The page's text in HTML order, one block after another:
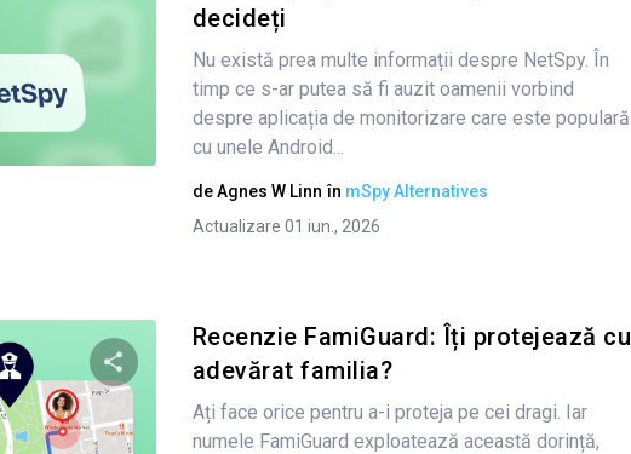
Condividi questo articolo
Facebook Copiați linkul
decideți
Nu există prea multe informații despre NetSpy. În
timp ce s-ar putea să fi auzit oamenii vorbind
despre aplicația de monitorizare care este populară
cu unele Android...
deAgnes W Linn în mSpy Alternatives
Actualizare 01 iun., 2026
Condividi questo articolo
Recenzie FamiGuard: Îți protejează cu
adevărat familia?
Ați face orice pentru a-i proteja pe cei dragi. Iar
numele FamiGuard exploatează această dorință,